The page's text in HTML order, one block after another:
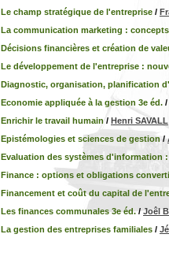
Le champ stratégique de l'entreprise /
La communication marketing :
Décisions financières et création de
Le développement de l'entreprise :
Diagnostic, organisation, planification
Economie appliquée à la gestion 3e éd. /
Enrichir le travail humain / Henri SAVALL
Epistémologies et sciences de gestion/
Evaluation des systèmes d'information
Finance : options et obligations
Financement et coût du capital de
Les finances communales 3e éd./Joêl
La gestion des entreprises familiales /